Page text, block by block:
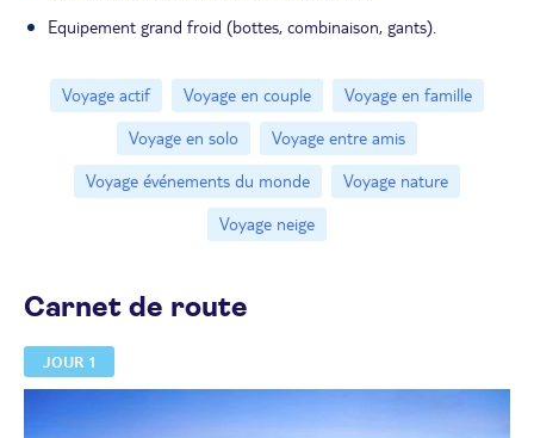
Equipement grand froid (bottes, combinaison, gants).
Voyage actif Voyage en couple
Voyage en famille
Voyage en solo
Voyage entre amis
Voyage événements du monde
Voyage nature
Voyage neige
Carnet de route
JOUR 1